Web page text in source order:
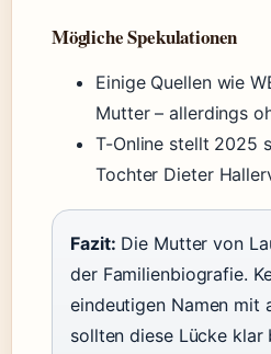
Mögliche Spekulationen
Einige Quellen wie
Mutter – allerdings
T-Online stellt 2025
Tochter Dieter
Fazit: Die Mutter von
der Familienbiografie.
eindeutigen Namen mit
sollten diese Lücke